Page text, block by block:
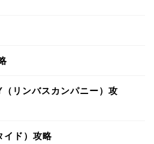
リンバスカンパニー）攻
ド）攻略